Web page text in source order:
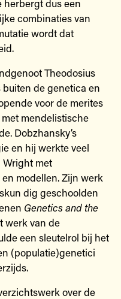
herbergt dus een
combinaties van
wordt dat
Theodosius
de genetica en
voor de merites
mendelistische
Dobzhansky’s
en hij werkte veel
Wright met
modellen. Zijn werk
dig geschoolden
Genetics and the
werk van de
een sleutelrol bij het
(populatie)genetici
over de